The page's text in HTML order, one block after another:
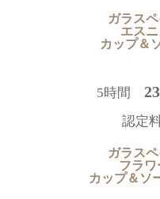
ガラス
エス
カップ＆
5時間
認定
ガラス
フラワ
カップ＆ソ